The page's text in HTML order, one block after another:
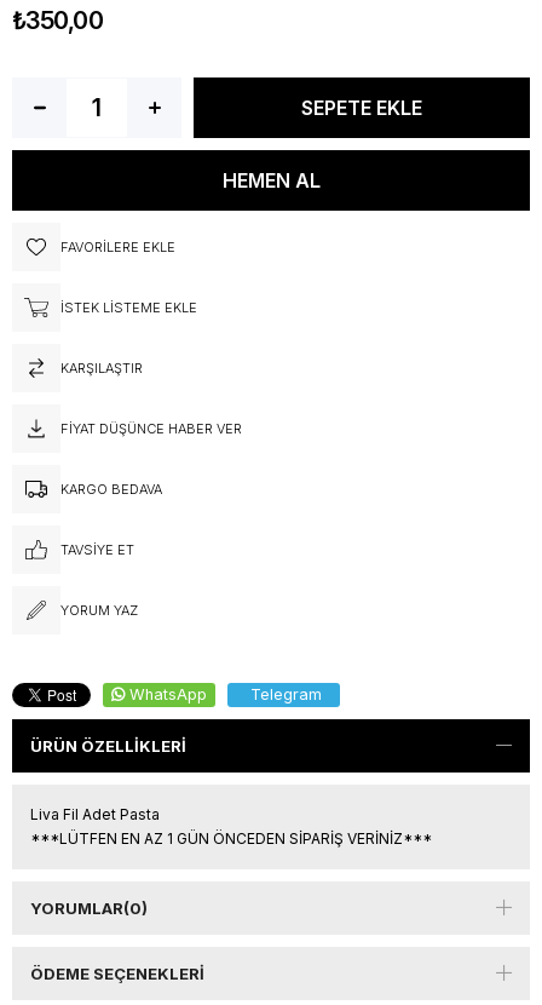
₺350,00
FAVORILERE EKLE
İSTEK LISTEME EKLE
KARŞILAŞTIR
FIYAT DÜŞÜNCE HABER VER
KARGO BEDAVA
TAVSIYE ET
YORUM YAZ
WhatsApp Telegram
ÜRÜN ÖZELLIKLERI
Liva Fil Adet Pasta
***LÜTFEN EN AZ 1 GÜN ÖNCEDEN SİPARİŞ VERİNİZ***
YORUMLAR(0)
ÖDEME SEÇENEKLERI